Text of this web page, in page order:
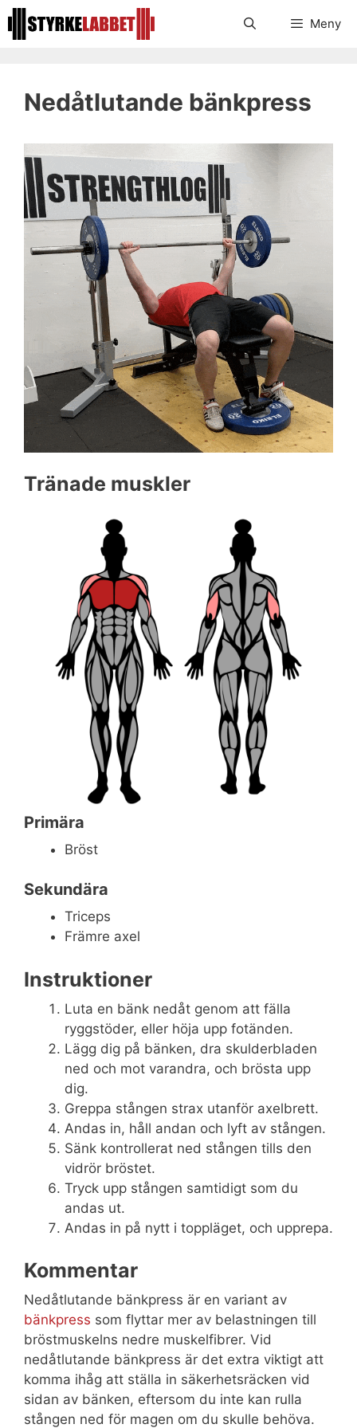
Hoppa
till
Meny
Nedåtlutande bänkpress
Tränade muskler
Primära
Bröst
Sekundära
Triceps
Främre axel
Instruktioner
Luta en bänk nedåt genom att fälla
ryggstöder, eller höja upp fotänden.
Lägg dig på bänken, dra skulderbladen
ned och mot varandra, och brösta upp
dig.
Greppa stången strax utanför axelbrett.
Andas in, håll andan och lyft av stången.
Sänk kontrollerat ned stången tills den
vidrör bröstet.
Tryck upp stången samtidigt som du
andas ut.
Andas in på nytt i toppläget, och upprepa.
Kommentar
Nedåtlutande bänkpress är en variant av
bänkpress som flyttar mer av belastningen till
bröstmuskelns nedre muskelfibrer. Vid
nedåtlutande bänkpress är det extra viktigt att
komma ihåg att ställa in säkerhetsräcken vid
sidan av bänken, eftersom du inte kan rulla
stången ned för magen om du skulle behöva.